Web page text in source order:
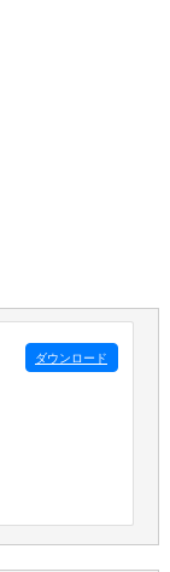
ダウンロード